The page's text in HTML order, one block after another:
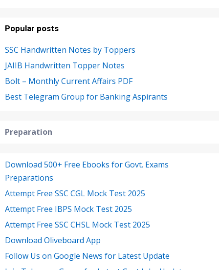
Popular posts
SSC Handwritten Notes by Toppers
JAIIB Handwritten Topper Notes
Bolt – Monthly Current Affairs PDF
Best Telegram Group for Banking Aspirants
Preparation
Download 500+ Free Ebooks for Govt. Exams
Preparations
Attempt Free SSC CGL Mock Test 2025
Attempt Free IBPS Mock Test 2025
Attempt Free SSC CHSL Mock Test 2025
Download Oliveboard App
Follow Us on Google News for Latest Update